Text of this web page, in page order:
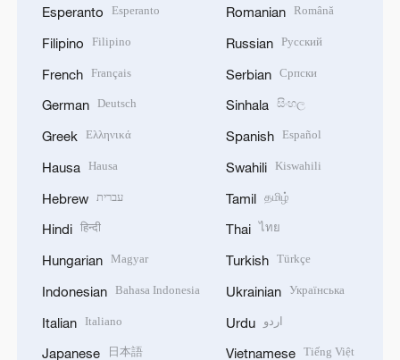
Esperanto Esperanto
Filipino Filipino
French Français
German Deutsch
Greek Ελληνικά
Hausa Hausa
Hebrew עברית
Hindi हिन्दी
Hungarian Magyar
Indonesian Bahasa Indonesia
Italian Italiano
Japanese 日本語
Romanian Română
Russian Русский
Serbian Српски
Sinhala සිංහල
Spanish Español
Swahili Kiswahili
Tamil தமிழ்
Thai ไทย
Turkish Türkçe
Ukrainian Українська
Urdu اردو
Vietnamese Tiếng Việt